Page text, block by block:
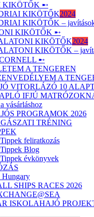
KIKÖTŐK ➸
KIKÖTŐK2024
KIKÖTŐK –
KIKÖTŐK ➸
KIKÖTŐK2024
KIKÖTŐK –
➸
A TENGEREN
A
VITORLÁZÓ 10
IFJÚ
vásárláshoz
PROGRAMOK 2026
TRÉNING
feliratkozás
Blog
évkönyvek
SHIPS RACES 2026
ISKOLAHAJÓ